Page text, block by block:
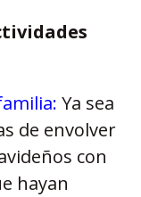
Ya sea
de envolver
con
hayan